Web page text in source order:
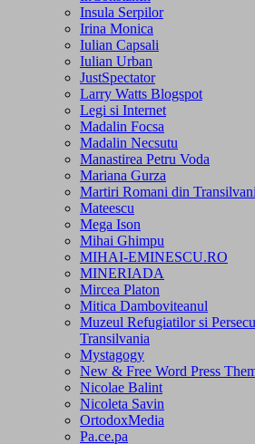
Insula Serpilor
Irina Monica
Iulian Capsali
Iulian Urban
JustSpectator
Larry Watts Blogspot
Legi si Internet
Madalin Focsa
Madalin Necsutu
Manastirea Petru Voda
Mariana Gurza
Martiri Romani din
Mateescu
Mega Ison
Mihai Ghimpu
MIHAI-EMINESCU.RO
MINERIADA
Mircea Platon
Mitica Damboviteanul
Muzeul Refugiatilor si
Transilvania
Mystagogy
New & Free Word Press
Nicolae Balint
Nicoleta Savin
OrtodoxMedia
Pa.ce.pa